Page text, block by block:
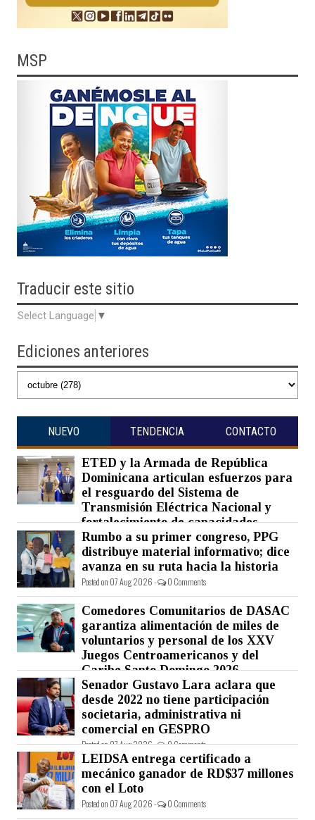
MSP
Traducir este sitio
Select Language ▼
Ediciones anteriores
NUEVO TENDENCIA CONTACTO
ETED y la Armada de República
Dominicana articulan esfuerzos para
el resguardo del Sistema de
Transmisión Eléctrica Nacional y
fortalecimiento de capacidades.
Posted on 07 Aug 2026 - 0 Comments
Rumbo a su primer congreso, PPG
distribuye material informativo; dice
avanza en su ruta hacia la historia
Posted on 07 Aug 2026 - 0 Comments
Comedores Comunitarios de DASAC
garantiza alimentación de miles de
voluntarios y personal de los XXV
Juegos Centroamericanos y del
Caribe Santo Domingo 2026
Posted on 07 Aug 2026 - 0 Comments
Senador Gustavo Lara aclara que
desde 2022 no tiene participación
societaria, administrativa ni
comercial en GESPRO
Posted on 07 Aug 2026 - 0 Comments
LEIDSA entrega certificado a
mecánico ganador de RD$37 millones
con el Loto
Posted on 07 Aug 2026 - 0 Comments